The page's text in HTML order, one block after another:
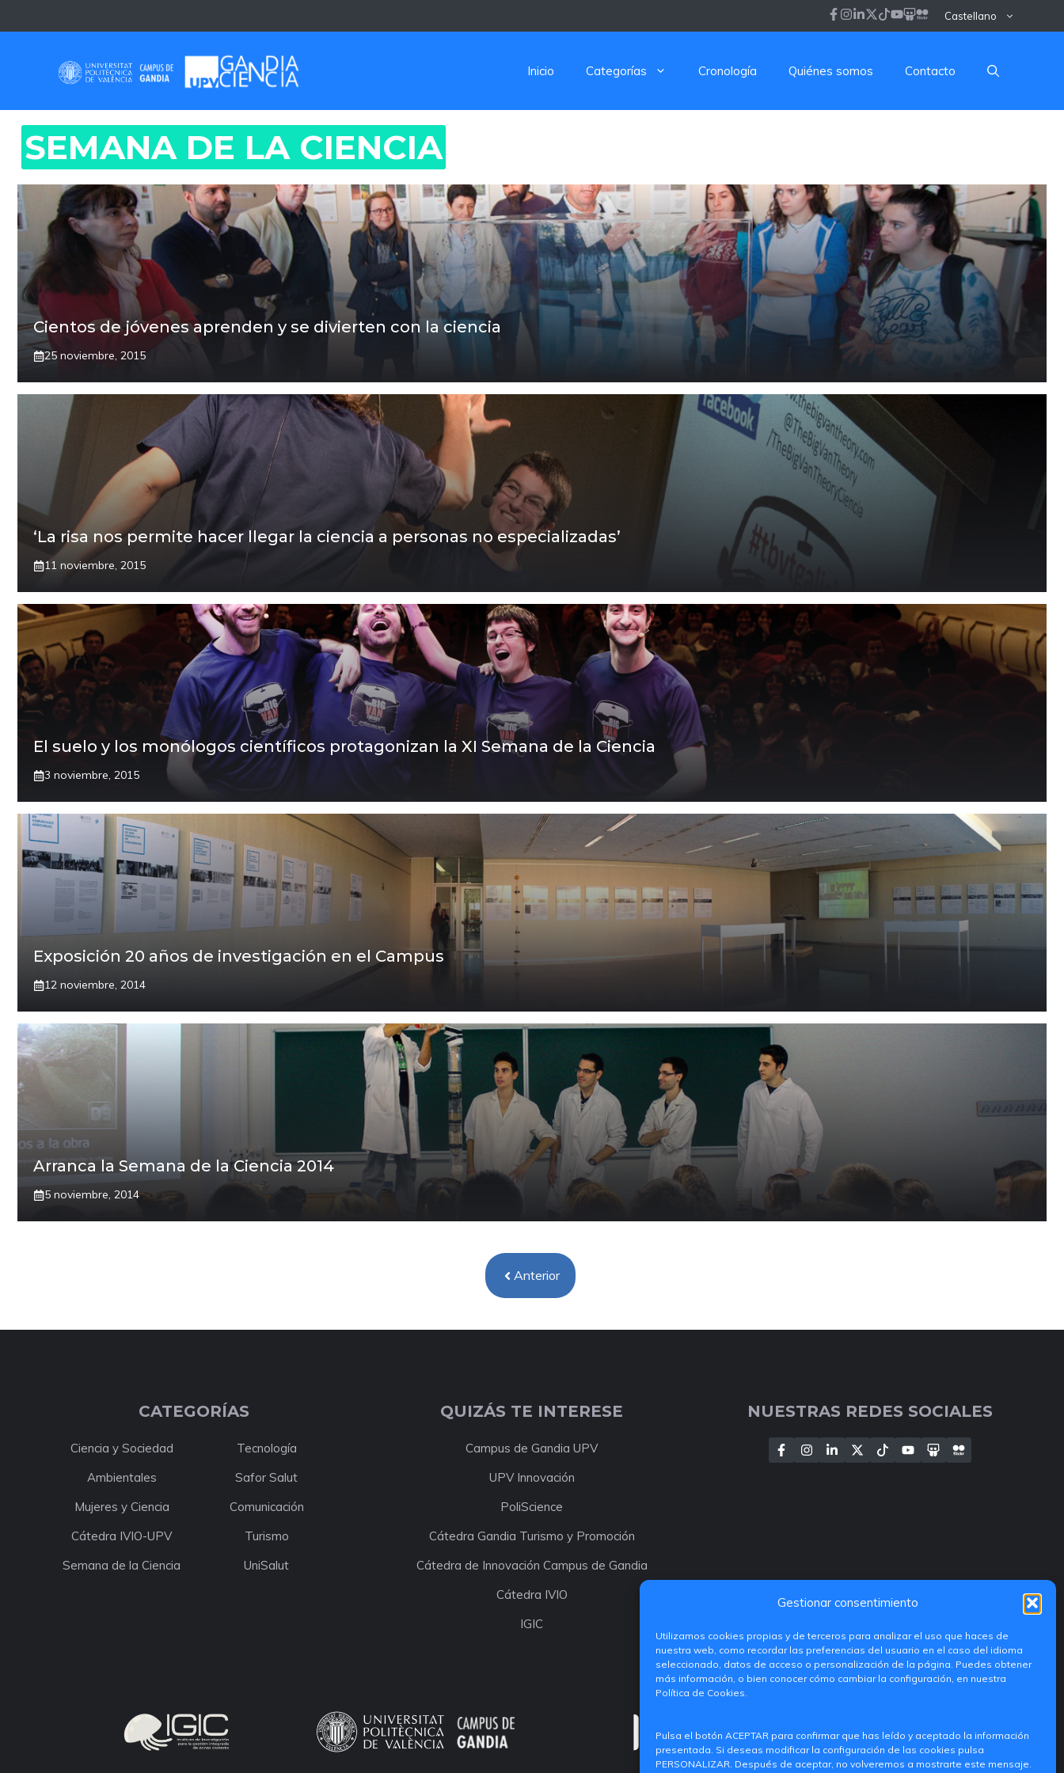
Gestionar consentimiento
Utilizamos cookies propias y de terceros para analizar el uso que haces de
nuestra web, como recordar las preferencias del usuario en el caso del idioma
seleccionado, datos de acceso o personalización de la página. Puedes obtener
más información, o bien conocer cómo cambiar la configuración, en nuestra
Política de Cookies.
Pulsa el botón ACEPTAR para confirmar que has leído y aceptado la información
presentada. Si deseas modificar la configuración de las cookies pulsa
PERSONALIZAR. Después de aceptar, no volveremos a mostrarte este mensaje.
al
Castellano
Inicio Categorías Cronología Quiénes somos Contacto
SEMANA DE LA CIENCIA
Cientos de jóvenes aprenden y se divierten con la ciencia
25 noviembre, 2015
‘La risa nos permite hacer llegar la ciencia a personas no especializadas’
11 noviembre, 2015
El suelo y los monólogos científicos protagonizan la XI Semana de la Ciencia
3 noviembre, 2015
Exposición 20 años de investigación en el Campus
12 noviembre, 2014
Arranca la Semana de la Ciencia 2014
5 noviembre, 2014
Anterior
CATEGORÍAS
Ciencia y Sociedad
Tecnología
Ambientales
Safor Salut
Mujeres y Ciencia
Comunicación
Cátedra IVIO-UPV
Turismo
Semana de la Ciencia
UniSalut
QUIZÁS TE INTERESE
Campus de Gandia UPV
UPV Innovación
PoliScience
Cátedra Gandia Turismo y Promoción
Cátedra de Innovación Campus de Gandia
Cátedra IVIO
IGIC
NUESTRAS REDES SOCIALES